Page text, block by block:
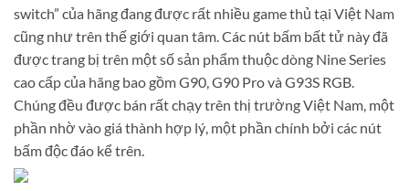
switch” của hãng đang được rất nhiều game thủ tại Việt Nam
cũng như trên thế giới quan tâm. Các nút bấm bất tử này đã
được trang bị trên một số sản phẩm thuộc dòng Nine Series
cao cấp của hãng bao gồm G90, G90 Pro và G93S RGB.
Chúng đều được bán rất chạy trên thị trường Việt Nam, một
phần nhờ vào giá thành hợp lý, một phần chính bởi các nút
bấm độc đáo kể trên.